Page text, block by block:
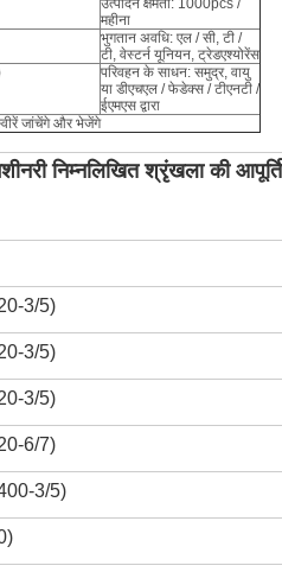
उत्पादन क्षमता: 1000pcs /
महीना
भुगतान अवधि: एल / सी, टी /
टी, वेस्टर्न यूनियन, ट्रेडएश्योरेंस
परिवहन के साधन: समुद्र, वायु
या डीएचएल / फेडेक्स / टीएनटी /
ईएमएस द्वारा
जांचेंगे और भेजेंगे
निम्नलिखित श्रृंखला की
3/5)
3/5)
3/5)
6/7)
3/5)